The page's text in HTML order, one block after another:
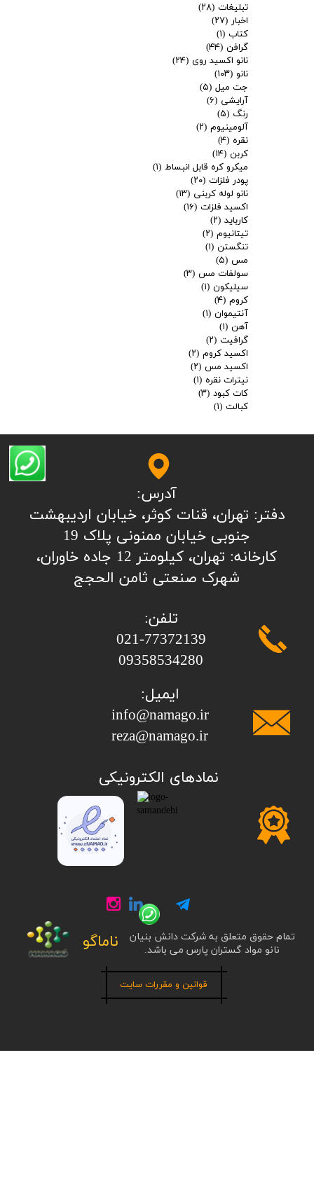
تبلیغات (۲۸)
اخبار (۲۷)
کتاب (۱)
گرافن (۴۴)
نانو اکسید روی (۲۴)
نانو (۱۰۳)
جت میل (۵)
آرایشی (۶)
رنگ (۵)
آلومینیوم (۲)
نقره (۴)
کربن (۱۴)
میکرو کره قابل انبساط (۱)
پودر فلزات (۲۰)
نانو لوله کربنی (۱۳)
اکسید فلزات (۱۶)
کارباید (۲)
تیتانیوم (۲)
تنگستن (۱)
مس (۵)
سولفات مس (۳)
سیلیکون (۱)
کروم (۴)
آنتیموان (۱)
آهن (۱)
گرافیت (۲)
اکسید کروم (۲)
اکسید مس (۲)
نیترات نقره (۱)
کات کبود (۳)
کبالت (۱)
تمام حقوق متعلق به شرکت دانش بنیان
نانو مواد گستران پارس می باشد.
ناماگو
تلفن:
​​​​​​​021-77372139
​​​​​​​09358534280
آدرس:
​​​​​​​​دفتر: تهران، قنات کوثر، خیابان اردیبهشت
جنوبی خیابان ممنونی پلاک 19
کارخانه: تهران، کیلومتر 12 جاده خاوران،
شهرک صنعتی ثامن الحجج
ایمیل:
info@namago.ir
​​​​​​​reza@namago.ir
​نمادهای الکترونیکی
قوانین و مقررات سایت